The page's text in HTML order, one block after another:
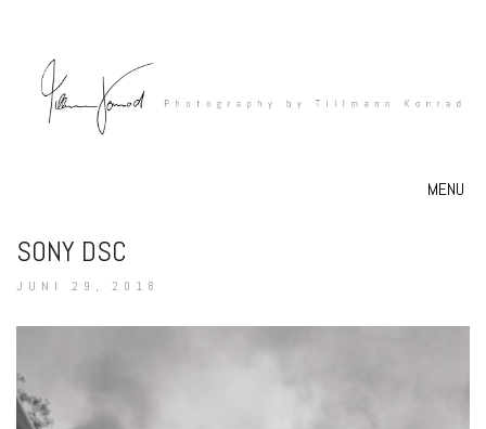
MENU
SONY DSC
JUNI 29, 2018